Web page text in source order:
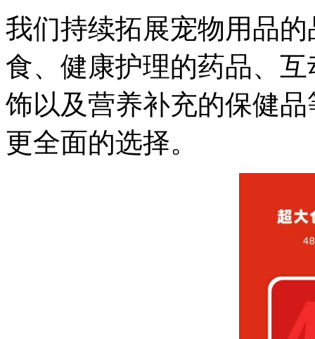
我们持续拓展宠物用品
食、健康护理的药品、
饰以及营养补充的保健
更全面的选择。